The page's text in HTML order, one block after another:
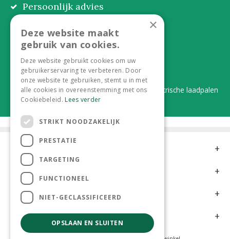
Persoonlijk advies
Alles onder één dak
Duurzaam en dorpsgemak
Lever je statiegeldflessen bij ons in én elektrische laadpalen
Contact
Openingstijden
Meer informatie
Klantervaringen
×
Deze website maakt
gebruik van cookies.
Deze website gebruikt cookies om uw
gebruikerservaring te verbeteren. Door
onze website te gebruiken, stemt u in met
alle cookies in overeenstemming met ons
Cookiebeleid. Lees verder
STRIKT NOODZAKELIJK
PRESTATIE
TARGETING
FUNCTIONEEL
NIET-GECLASSIFICEERD
OPSLAAN EN SLUITEN